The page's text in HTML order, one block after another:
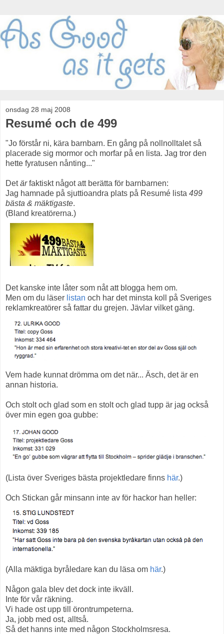
onsdag 28 maj 2008
Resumé och de 499
"Jo förstår ni, kära barnbarn. En gång på nollnolltalet så
placerade sig mormor och morfar på en lista. Jag tror den
hette fyratusen nånting..."
Detärfaktiskt något att berätta för barnbarnen:
Jag hamnade på sjuttioandra plats på Resumé lista 499
bästa & mäktigaste.
(Bland kreatörerna.)
Det kanske inte låter som nåt att blogga hem om.
Men om du läser listan och har det minsta koll på Sveriges
reklamkreatörer så fattar du grejen. Jävlar vilket gäng.
Vem hade kunnat drömma om det när... Äsch, det är en
annan historia.
Och stolt och glad som en stolt och glad tupp är jag också
över min egen goa gubbe:
(Lista över Sveriges bästa projektledare finns här.)
Och Stickan går minsann inte av för hackor han heller:
(Alla mäktiga byråledare kan du läsa om här.)
Någon gala blev det dock inte ikväll.
Inte för vår räkning.
Vi hade ost upp till örontrumpeterna.
Ja, jobb med ost, alltså.
Så det hanns inte med någon Stockholmsresa.